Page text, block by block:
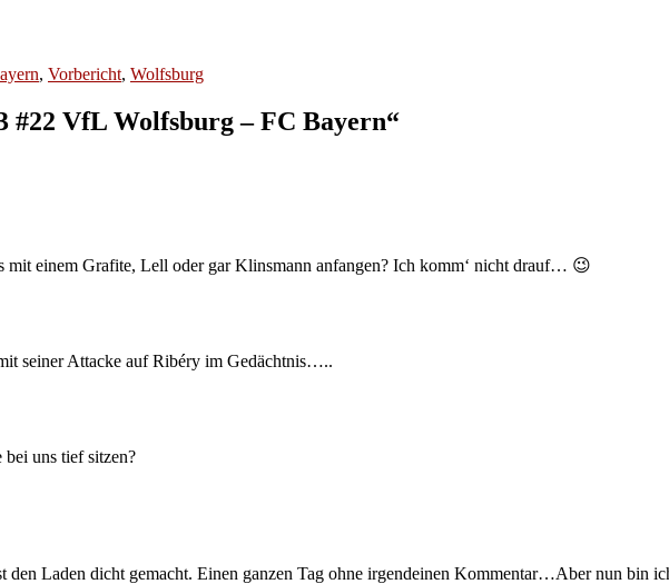
, Vorbericht, Wolfsburg
#22 VfL Wolfsburg – FC Bayern“
mit einem Grafite, Lell oder gar Klinsmann anfangen? Ich komm‘ nicht drauf… 😉
seiner Attacke auf Ribéry im Gedächtnis…..
bei uns tief sitzen?
den Laden dicht gemacht. Einen ganzen Tag ohne irgendeinen Kommentar…Aber nun bin